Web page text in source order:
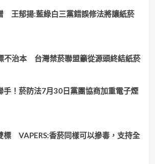
王郁揚:藍綠白三黨錯誤修法將讓紙菸
不治本 台灣禁菸聯盟籲從源頭終結紙菸
手！菸防法7月30日黨團協商加重電子煙
標 VAPERS:香菸同樣可以摻毒，支持全